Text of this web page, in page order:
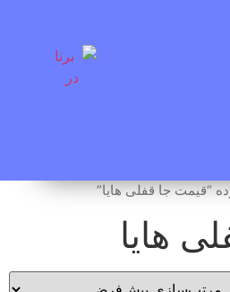
جا قفلی هایا”
هایا